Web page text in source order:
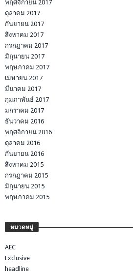
พฤศจิกายน 2017
ตุลาคม 2017
กันยายน 2017
สิงหาคม 2017
กรกฎาคม 2017
มิถุนายน 2017
พฤษภาคม 2017
เมษายน 2017
มีนาคม 2017
กุมภาพันธ์ 2017
มกราคม 2017
ธันวาคม 2016
พฤศจิกายน 2016
ตุลาคม 2016
กันยายน 2016
สิงหาคม 2015
กรกฎาคม 2015
มิถุนายน 2015
พฤษภาคม 2015
หมวดหมู่
AEC
Exclusive
headline